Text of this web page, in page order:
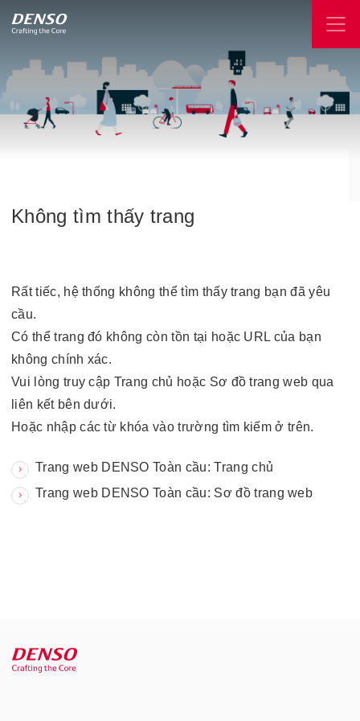
Không tìm thấy trang
Rất tiếc, hệ thống không thể tìm thấy trang bạn đã yêu
cầu.
Có thể trang đó không còn tồn tại hoặc URL của bạn
không chính xác.
Vui lòng truy cập Trang chủ hoặc Sơ đồ trang web qua
liên kết bên dưới.
Hoặc nhập các từ khóa vào trường tìm kiếm ở trên.
Trang web DENSO Toàn cầu: Trang chủ
Trang web DENSO Toàn cầu: Sơ đồ trang web